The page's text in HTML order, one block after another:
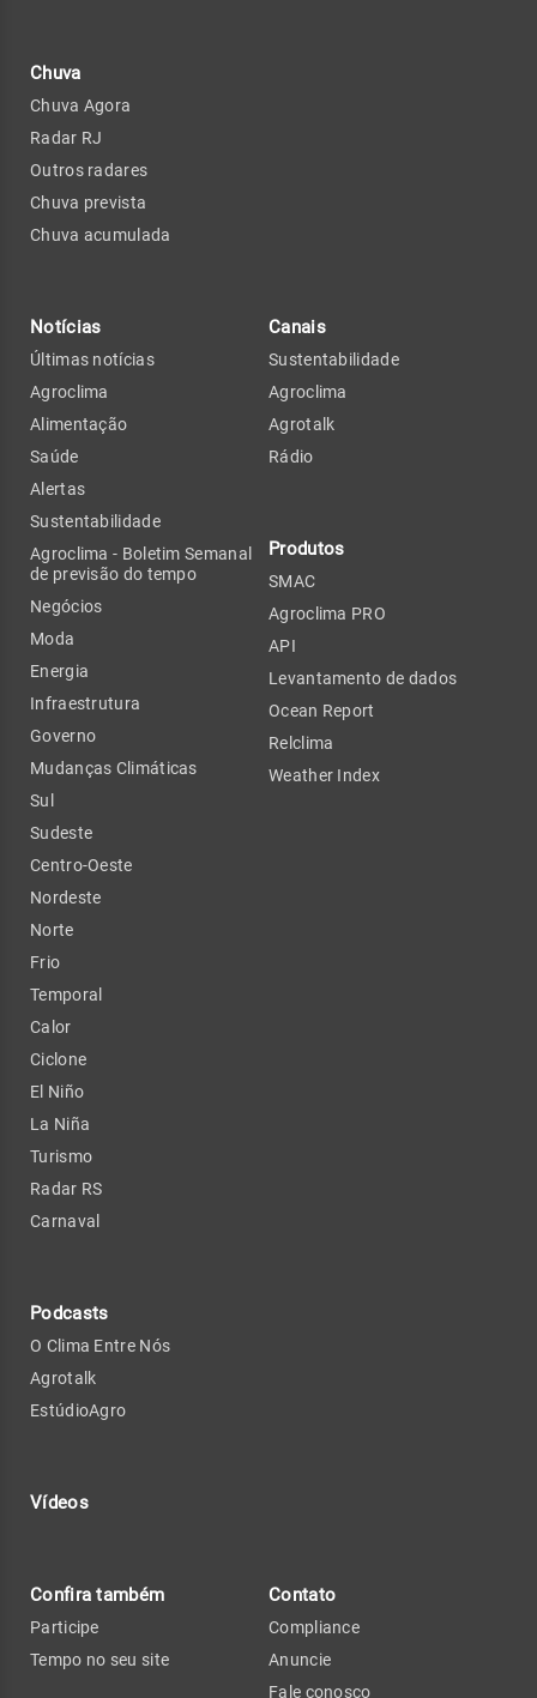
Chuva
Chuva Agora
Radar RJ
Outros radares
Chuva prevista
Chuva acumulada
Notícias
Últimas notícias
Agroclima
Alimentação
Saúde
Alertas
Sustentabilidade
Agroclima - Boletim Semanal
de previsão do tempo
Negócios
Moda
Energia
Infraestrutura
Governo
Mudanças Climáticas
Sul
Sudeste
Centro-Oeste
Nordeste
Norte
Frio
Temporal
Calor
Ciclone
El Niño
La Niña
Turismo
Radar RS
Carnaval
Podcasts
O Clima Entre Nós
Agrotalk
EstúdioAgro
Vídeos
Canais
Sustentabilidade
Agroclima
Agrotalk
Rádio
Produtos
SMAC
Agroclima PRO
API
Levantamento de dados
Ocean Report
Relclima
Weather Index
Confira também
Participe
Tempo no seu site
Contato
Compliance
Anuncie
Fale conosco